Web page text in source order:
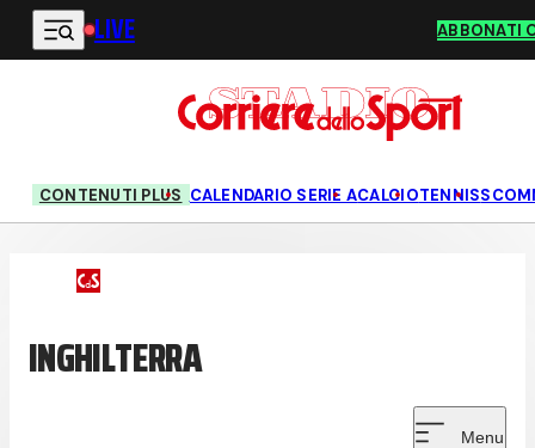
Vai al contenuto principale
LIVE ABBONATI
CONTENUTI PLUS CALENDARIO SERIE ACALCIOTENNIS
INGHILTERRA
Menu